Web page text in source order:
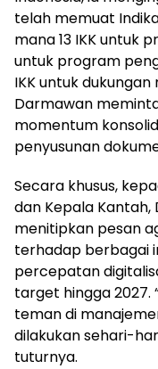
telah memuat
mana 13 IKK untuk
untuk program
IKK untuk
Darmawan
momentum
penyusunan
Secara khusus,
dan Kepala Kantah,
menitipkan pesan
terhadap berbagai
percepatan
target hingga 2027.
teman di
dilakukan sehari-
tuturnya.